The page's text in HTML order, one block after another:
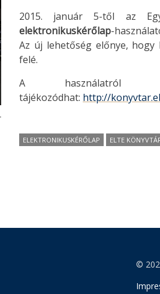
2015. január 5-től az
elektronikuskérőlap-
Az új lehetőség előnye,
felé.
A használatról
tájékozódhat: http://
ELEKTRONIKUSKÉRŐLAP ELTE
©